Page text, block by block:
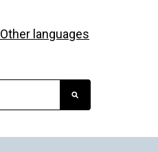
Other languages